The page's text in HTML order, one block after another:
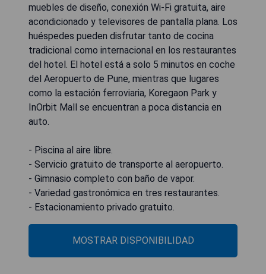
muebles de diseño, conexión Wi-Fi gratuita, aire
acondicionado y televisores de pantalla plana. Los
huéspedes pueden disfrutar tanto de cocina
tradicional como internacional en los restaurantes
del hotel. El hotel está a solo 5 minutos en coche
del Aeropuerto de Pune, mientras que lugares
como la estación ferroviaria, Koregaon Park y
InOrbit Mall se encuentran a poca distancia en
auto.
- Piscina al aire libre.
- Servicio gratuito de transporte al aeropuerto.
- Gimnasio completo con baño de vapor.
- Variedad gastronómica en tres restaurantes.
- Estacionamiento privado gratuito.
MOSTRAR DISPONIBILIDAD